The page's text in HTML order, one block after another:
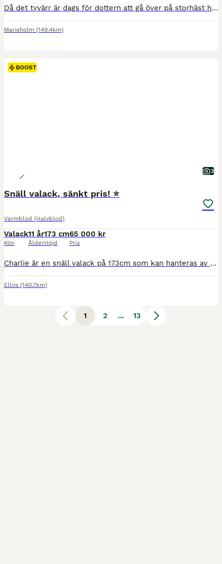
Då det tyvärr är dags för dottern att gå över på storhäst har vi tagit beslutet att låta Boy få en ny familj att förgylla. En ypperlig allround ponny, som idag tränas i Dressyr, hoppning och fälttävla
Marieholm (149.4km)
BOOST
3
Snäll valack, sänkt pris! ⭐️
Varmblod (Halvblod)
Valack
Kön
11 år
Ålder
173 cm
Höjd
65 000 kr
Pris
Charlie är en snäll valack på 173cm som kan hanteras av alla. Snäll att rida ut på både ensam och i grupp, kan gå både först och sist. Charlie är imp. Estland, såldes till ridskola här i Sverige men trivdes inte. Jag köpte honom -24. Charlie säljs till någon med lösdrift eller mycket utevistelse. Han tycker som bäst om att rida ut i skogen, töm-köras och jobba från marken.
Ellös (140.7km)
1 2 ... 13